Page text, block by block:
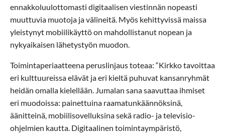
ennakkoluulottomasti digitaalisen viestinnän nopeasti
muuttuvia muotoja ja välineitä. Myös kehittyvissä maissa
yleistynyt mobiilikäyttö on mahdollistanut nopean ja
nykyaikaisen lähetystyön muodon.
Toimintaperiaatteena peruslinjaus toteaa: “Kirkko tavoittaa
eri kulttuureissa elävät ja eri kieltä puhuvat kansanryhmät
heidän omalla kielellään. Jumalan sana saavuttaa ihmiset
eri muodoissa: painettuina raamatunkäännöksinä,
äänitteinä, mobiilisovelluksina sekä radio- ja televisio-
ohjelmien kautta. Digitaalinen toimintaympäristö,